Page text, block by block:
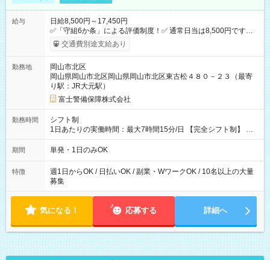
給与
日給8,500円～17,450円
✅「守組6か条」による評価制度！✅ 通常日当は8,500円ですが
上記評価制度により「S級隊員」と認定されれば10,000円の日当
を支給します。 (1)上記勤務者が交通2級資格者の場合10,000円
14,375円 (3)上記現場が日祝深夜の場合 17,250円 (4)上記勤務
者が現場までの運転者の場合17,250+200円＝17,450円 -----------
------------------------------- *最高日当額 17,450円* （実働時間5
時間の場合、時給3,490円） ------------------------------------------ よ
り上位の資格取得やリーダー手当を取得すると ”さらに”加算さ
れます！ ※日当支給時振込手数料等は一切ありません。 【試用
期間】試用期間なし
交通費別途支給あり
勤務地
岡山市北区
岡山県岡山市北区岡山県岡山市北区東古松４８０－２３（最寄
り駅：JR大元駅）
富士警備保障株式会社
勤務時間
シフト制
1日あたりの実働時間：最大7時間15分/日 【完全シフト制】 例
(1) 8：00~17:00（休憩１h） 例(2) 13:00~16:00（早上がりでも
全額支給！） 例(3) 21:00~5:00（夜勤なら日当1.25倍！！）
期間 単発・1日のみOK
特徴
週1日からOK / 日払いOK / 副業・WワークOK / 10名以上の大量
募集
気になる！ 応募する 詳細へ